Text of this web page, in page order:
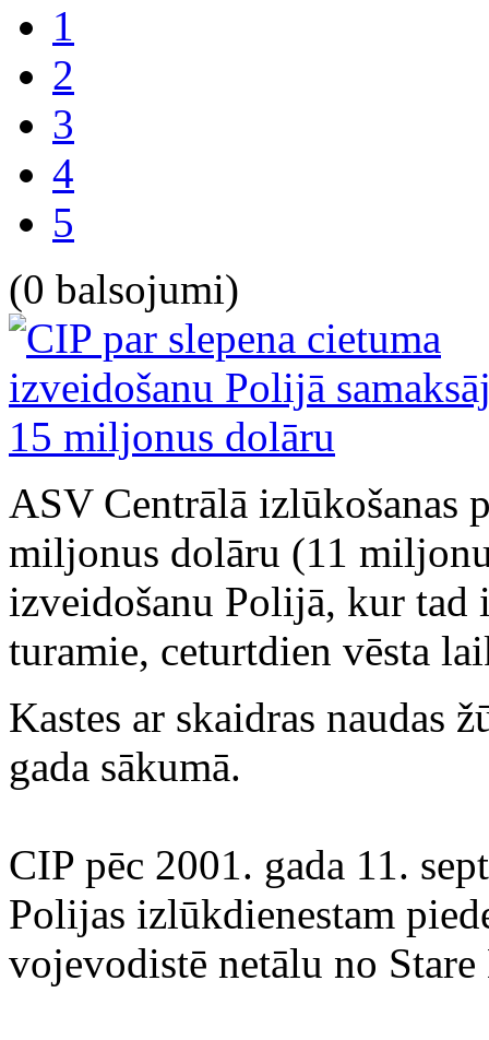
1
2
3
4
5
(0 balsojumi)
ASV Centrālā izlūkošanas
miljonus dolāru (11
izveidošanu Polijā, kur tad
turamie, ceturtdien vēsta
Kastes ar skaidras naudas
gada sākumā.
CIP pēc 2001. gada 11.
Polijas izlūkdienestam
vojevodistē netālu no